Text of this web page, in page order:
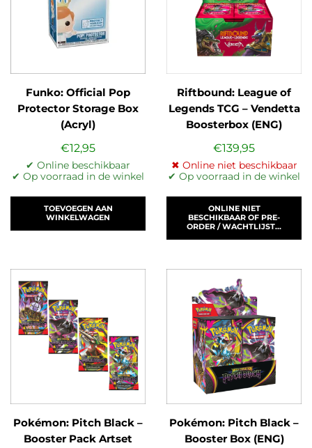
Funko: Official Pop
Protector Storage Box
(Acryl)
€12,95
✔ Online beschikbaar
✔ Op voorraad in de winkel
TOEVOEGEN AAN
WINKELWAGEN
Riftbound: League of
Legends TCG – Vendetta
Boosterbox (ENG)
€139,95
✖ Online niet beschikbaar
✔ Op voorraad in de winkel
ONLINE NIET
BESCHIKBAAR OF PRE-
ORDER / WACHTLIJST...
Pokémon: Pitch Black –
Booster Pack Artset
Pokémon: Pitch Black –
Booster Box (ENG)